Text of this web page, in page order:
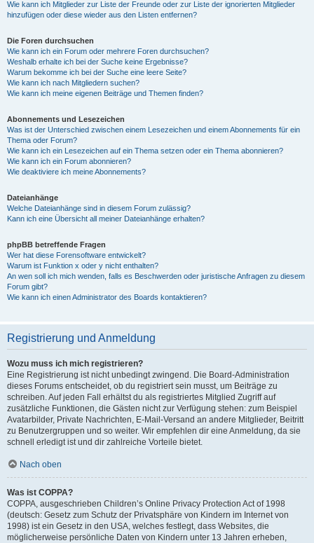
Wie kann ich Mitglieder zur Liste der Freunde oder zur Liste der ignorierten Mitglieder
hinzufügen oder diese wieder aus den Listen entfernen?
Die Foren durchsuchen
Wie kann ich ein Forum oder mehrere Foren durchsuchen?
Weshalb erhalte ich bei der Suche keine Ergebnisse?
Warum bekomme ich bei der Suche eine leere Seite?
Wie kann ich nach Mitgliedern suchen?
Wie kann ich meine eigenen Beiträge und Themen finden?
Abonnements und Lesezeichen
Was ist der Unterschied zwischen einem Lesezeichen und einem Abonnements für ein
Thema oder Forum?
Wie kann ich ein Lesezeichen auf ein Thema setzen oder ein Thema abonnieren?
Wie kann ich ein Forum abonnieren?
Wie deaktiviere ich meine Abonnements?
Dateianhänge
Welche Dateianhänge sind in diesem Forum zulässig?
Kann ich eine Übersicht all meiner Dateianhänge erhalten?
phpBB betreffende Fragen
Wer hat diese Forensoftware entwickelt?
Warum ist Funktion x oder y nicht enthalten?
An wen soll ich mich wenden, falls es Beschwerden oder juristische Anfragen zu diesem
Forum gibt?
Wie kann ich einen Administrator des Boards kontaktieren?
Registrierung und Anmeldung
Wozu muss ich mich registrieren?
Eine Registrierung ist nicht unbedingt zwingend. Die Board-Administration
dieses Forums entscheidet, ob du registriert sein musst, um Beiträge zu
schreiben. Auf jeden Fall erhältst du als registriertes Mitglied Zugriff auf
zusätzliche Funktionen, die Gästen nicht zur Verfügung stehen: zum Beispiel
Avatarbilder, Private Nachrichten, E-Mail-Versand an andere Mitglieder, Beitritt
zu Benutzergruppen und so weiter. Wir empfehlen dir eine Anmeldung, da sie
schnell erledigt ist und dir zahlreiche Vorteile bietet.
Nach oben
Was ist COPPA?
COPPA, ausgeschrieben Children’s Online Privacy Protection Act of 1998
(deutsch: Gesetz zum Schutz der Privatsphäre von Kindern im Internet von
1998) ist ein Gesetz in den USA, welches festlegt, dass Websites, die
möglicherweise persönliche Daten von Kindern unter 13 Jahren erheben,